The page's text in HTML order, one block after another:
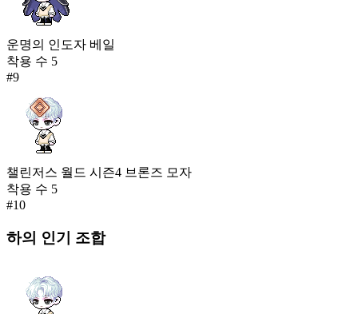
운명의 인도자 베일
착용 수 5
#9
챌린저스 월드 시즌4 브론즈 모자
착용 수 5
#10
하의 인기 조합